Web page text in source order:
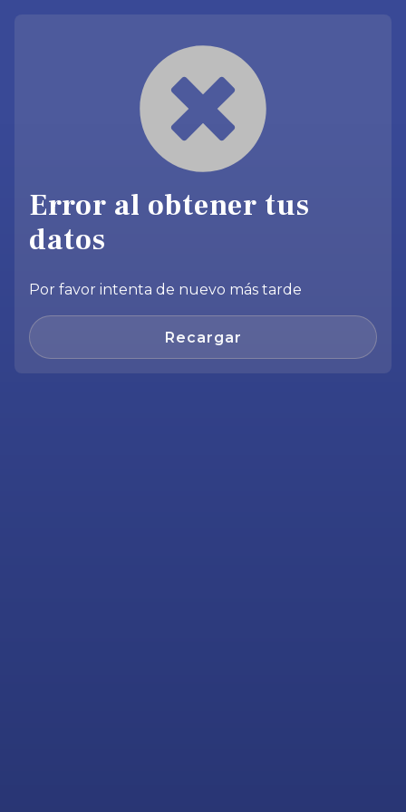
Error al obtener tus
datos
Por favor intenta de nuevo más tarde
Recargar